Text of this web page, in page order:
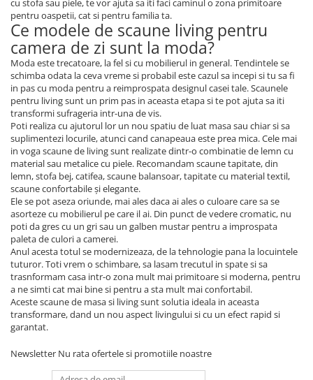
cu stofa sau piele, te vor ajuta sa iti faci caminul o zona primitoare
pentru oaspetii, cat si pentru familia ta.
Ce modele de scaune living pentru
camera de zi sunt la moda?
Moda este trecatoare, la fel si cu mobilierul in general. Tendintele se
schimba odata la ceva vreme si probabil este cazul sa incepi si tu sa fi
in pas cu moda pentru a reimprospata designul casei tale. Scaunele
pentru living sunt un prim pas in aceasta etapa si te pot ajuta sa iti
transformi sufrageria intr-una de vis.
Poti realiza cu ajutorul lor un nou spatiu de luat masa sau chiar si sa
suplimentezi locurile, atunci cand canapeaua este prea mica. Cele mai
in voga scaune de living sunt realizate dintr-o combinatie de lemn cu
material sau metalice cu piele. Recomandam scaune tapitate, din
lemn, stofa bej, catifea, scaune balansoar, tapitate cu material textil,
scaune confortabile și elegante.
Ele se pot aseza oriunde, mai ales daca ai ales o culoare care sa se
asorteze cu mobilierul pe care il ai. Din punct de vedere cromatic, nu
poti da gres cu un gri sau un galben mustar pentru a improspata
paleta de culori a camerei.
Anul acesta totul se modernizeaza, de la tehnologie pana la locuintele
tuturor. Toti vrem o schimbare, sa lasam trecutul in spate si sa
trasnformam casa intr-o zona mult mai primitoare si moderna, pentru
a ne simti cat mai bine si pentru a sta mult mai confortabil.
Aceste scaune de masa si living sunt solutia ideala in aceasta
transformare, dand un nou aspect livingului si cu un efect rapid si
garantat.
Newsletter Nu rata ofertele si promotiile noastre